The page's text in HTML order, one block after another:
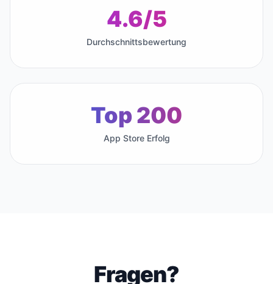
4.6/5
Durchschnittsbewertung
Top 200
App Store Erfolg
Fragen?